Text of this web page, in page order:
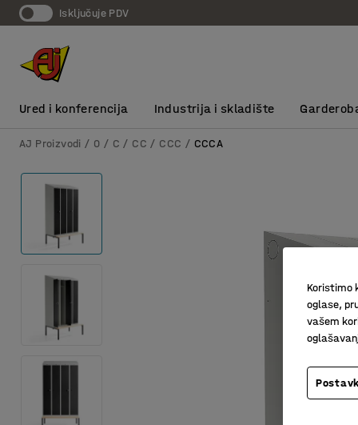
Isključuje PDV
Ured i konferencija Industrija i skladište
AJ Proizvodi 0 C CC CCC CCCA
Koristimo
oglase,
vašem